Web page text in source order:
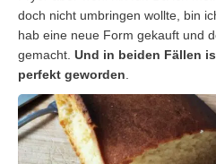
doch nicht umbringen wollte, bin
hab eine neue Form gekauft und
gemacht. Und in beiden Fällen
perfekt geworden.